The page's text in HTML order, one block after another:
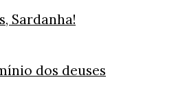
Sardanha!
dos deuses